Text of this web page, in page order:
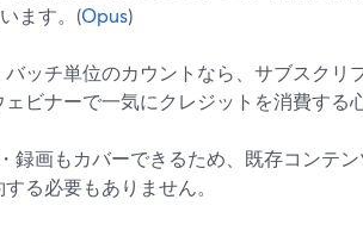
ます。(Opus)
ッチ単位のカウントなら、サブスクリ
ビナーで一気にクレジットを消費する
録画もカバーできるため、既存コンテ
る必要もありません。